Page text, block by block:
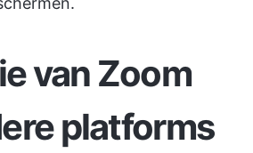
van Zoom
platforms